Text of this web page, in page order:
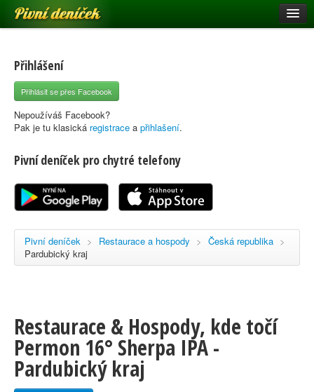
Pivní deníček
Pivní mapa
Pivní značky
Nápověda
Registrace
Přihlášení
Přihlásit se přes Facebook
Nepoužíváš Facebook?
Pak je tu klasická registrace a přihlašení.
Pivní deníček pro chytré telefony
Pivní deníček > Restaurace a hospody > Česká republika >
Pardubický kraj
Restaurace & Hospody, kde točí
Permon 16° Sherpa IPA -
Pardubický kraj